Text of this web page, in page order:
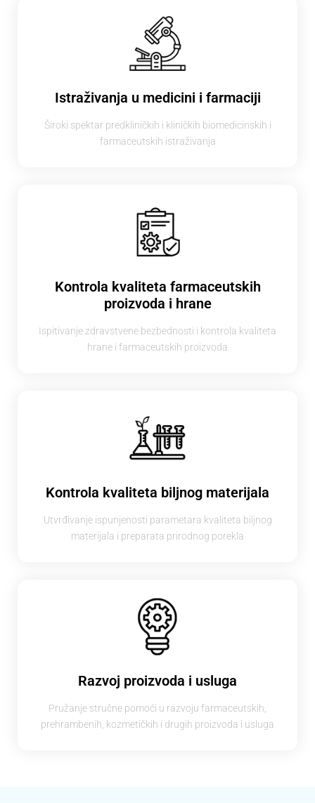
Istraživanja u medicini i farmaciji
Široki spektar predkliničkih i kliničkih biomedicinskih i
farmaceutskih istraživanja
Kontrola kvaliteta farmaceutskih
proizvoda i hrane​
Ispitivanje zdravstvene bezbednosti i kontrola kvaliteta
hrane i farmaceutskih proizvoda
Kontrola kvaliteta biljnog materijala
Utvrđivanje ispunjenosti parametara kvaliteta biljnog
materijala i preparata prirodnog porekla
Razvoj proizvoda i usluga
Pružanje stručne pomoći u razvoju farmaceutskih,
prehrambenih, kozmetičkih i drugih proizvoda i usluga